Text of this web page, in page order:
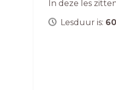
In deze les
Lesduur is: 60